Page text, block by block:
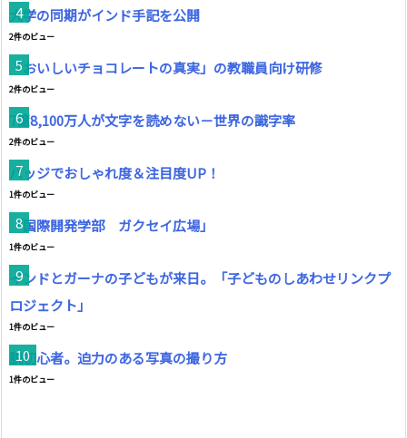
大学の同期がインド手記を公開
2件のビュー
「おいしいチョコレートの真実」の教職員向け研修
2件のビュー
7億8,100万人が文字を読めない－世界の識字率
2件のビュー
バッジでおしゃれ度＆注目度UP！
1件のビュー
「国際開発学部 ガクセイ広場」
1件のビュー
インドとガーナの子どもが来日。「子どものしあわせリンクプ
ロジェクト」
1件のビュー
脱初心者。迫力のある写真の撮り方
1件のビュー